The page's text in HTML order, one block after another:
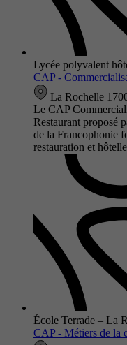
Lycée polyvalent
CAP -
La Rochelle
Le CAP
Restaurant proposé
de la Francophonie
restauration et
École Terrade – La
CAP - Métiers de la